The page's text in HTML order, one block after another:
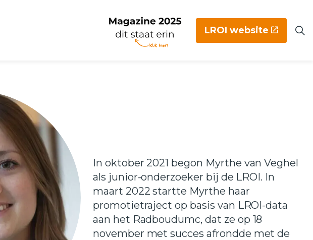
LROI website
In oktober 2021 begon Myrthe van Veghel
als junior-onderzoeker bij de LROI. In
maart 2022 startte Myrthe haar
promotietraject op basis van LROI-data
aan het Radboudumc, dat ze op 18
november met succes afrondde met de